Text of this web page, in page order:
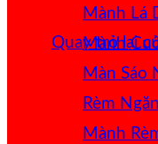
Quay trở lại
Mành Lá
Mành
Màn Sáo
Rèm
Mành